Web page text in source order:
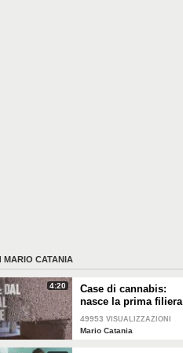
MARIO CATANIA
4:20
Case di cannabis:
nasce la prima filiera
industriale della
canapa, dal campo al
49953 VISUALIZZAZIONI
Mario Catania